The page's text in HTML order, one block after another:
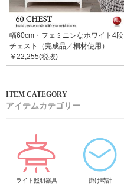
幅60cm・フェミニンなホワイト4段
チェスト（完成品／桐材使用）
￥22,255(税抜)
アイテムカテゴリー
ライト照明器具 掛け時計